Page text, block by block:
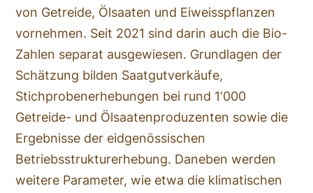
von Getreide, Ölsaaten und Eiweisspflanzen
vornehmen. Seit 2021 sind darin auch die Bio-
Zahlen separat ausgewiesen. Grundlagen der
Schätzung bilden Saatgutverkäufe,
Stichprobenerhebungen bei rund 1‘000
Getreide- und Ölsaatenproduzenten sowie die
Ergebnisse der eidgenössischen
Betriebsstrukturerhebung. Daneben werden
weitere Parameter, wie etwa die klimatischen